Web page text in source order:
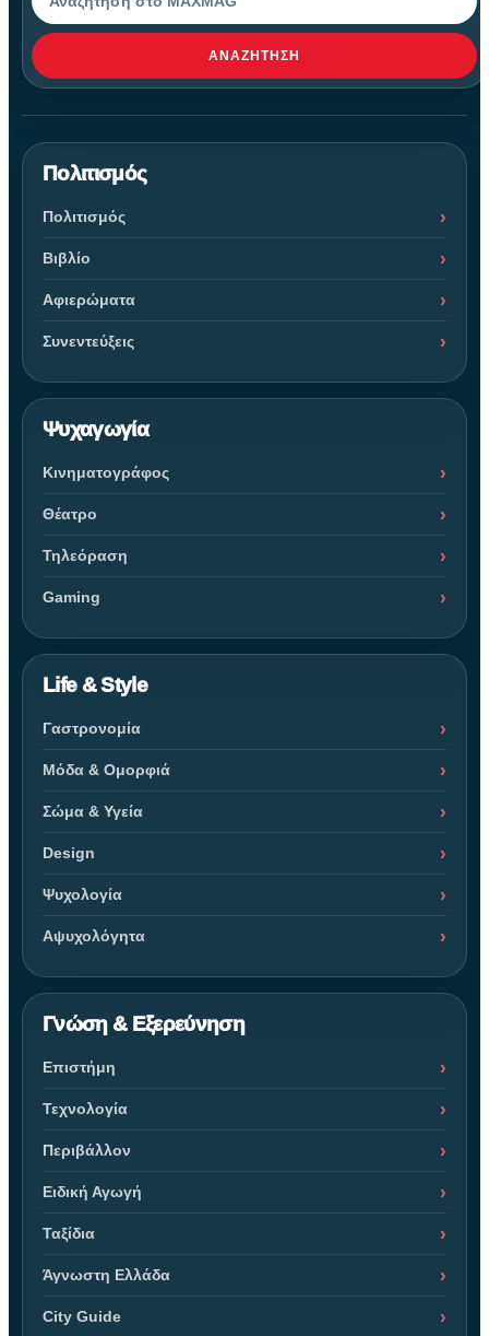
ΑΝΑΖΉΤΗΣΗ
Πολιτισμός
Πολιτισμός
Βιβλίο
Αφιερώματα
Συνεντεύξεις
Ψυχαγωγία
Κινηματογράφος
Θέατρο
Τηλεόραση
Gaming
Life & Style
Γαστρονομία
Μόδα & Ομορφιά
Σώμα & Υγεία
Design
Ψυχολογία
Αψυχολόγητα
Γνώση & Εξερεύνηση
Επιστήμη
Τεχνολογία
Περιβάλλον
Ειδική Αγωγή
Ταξίδια
Άγνωστη Ελλάδα
City Guide